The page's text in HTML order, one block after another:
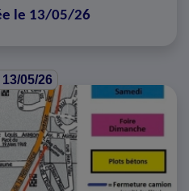
le 13/05/26
13/05/26